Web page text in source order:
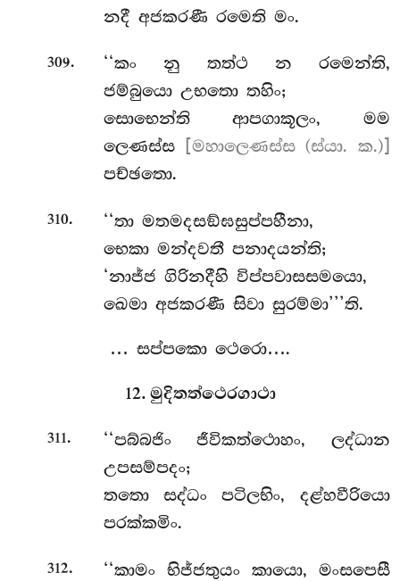
නදී අජකරණී රමෙති මං.
309.
‘‘කං නු තත්ථ න රමෙන්ති,
ජම්බුයො උභතො තහිං;
සොභෙන්ති ආපගාකූලං, මම
ලෙණස්ස
[මහාලෙණස්ස (ස්යා. ක.)]
පච්ඡතො.
310.
‘‘තා මතමදසඞ්ඝසුප්පහීනා,
භෙකා මන්දවතී පනාදයන්ති;
‘නාජ්ජ ගිරිනදීහි විප්පවාසසමයො,
ඛෙමා අජකරණී සිවා සුරම්මා’’’ති.
… සප්පකො ථෙරො….
12. මුදිතත්ථෙරගාථා
311.
‘‘පබ්බජිං ජීවිකත්ථොහං, ලද්ධාන
උපසම්පදං;
තතො සද්ධං පටිලභිං, දළ්හවීරියො
පරක්කමිං.
312.
‘‘කාමං භිජ්ජතුයං කායො, මංසපෙසී